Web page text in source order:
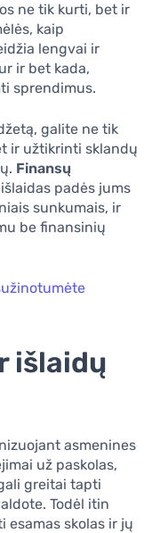
ne tik kurti, bet ir
kaip
lengvai ir
ir bet kada,
sprendimus.
galite ne tik
ir užtikrinti sklandų
Finansų
padės jums
sunkumais, ir
be finansinių
išlaidų
asmenines
už paskolas,
greitai tapti
Todėl itin
skolas ir jų